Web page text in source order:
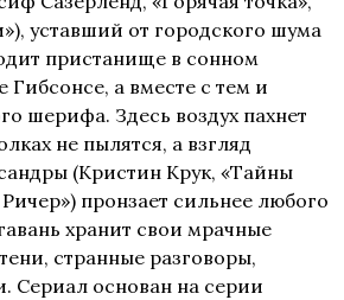
уставший от городского шума
пристанище в сонном
Гибсонсе, а вместе с тем и
шерифа. Здесь воздух пахнет
не пылятся, а взгляд
(Кристин Крук, «Тайны
пронзает сильнее любого
хранит свои мрачные
странные разговоры,
Сериал основан на серии